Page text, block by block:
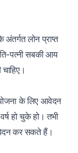
लोन प्राप्त
पत्नी सबकी आय
के लिए आवेदन
हो चुके हो। तभी
कर सकते हैं।